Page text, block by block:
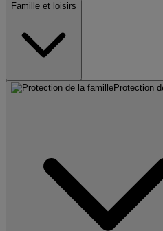
Famille et loisirs
Protection